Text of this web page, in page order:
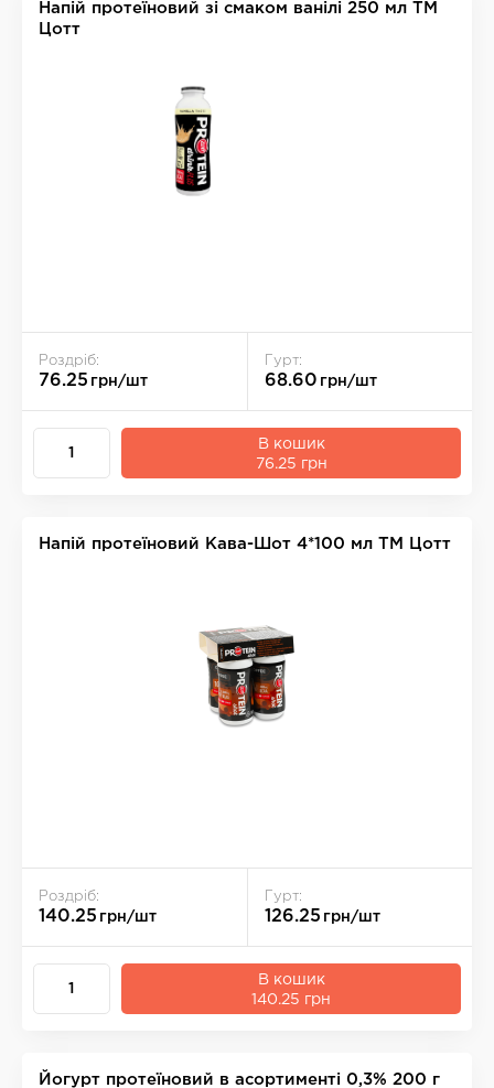
Напій протеїновий зі смаком ванілі 250 мл ТМ
Цотт
Роздріб:
76.25 грн/шт
Гурт:
68.60 грн/шт
В кошик
76.25 грн
Напій протеїновий Кава-Шот 4*100 мл ТМ Цотт
Роздріб:
140.25 грн/шт
Гурт:
126.25 грн/шт
В кошик
140.25 грн
Йогурт протеїновий в асортименті 0,3% 200 г